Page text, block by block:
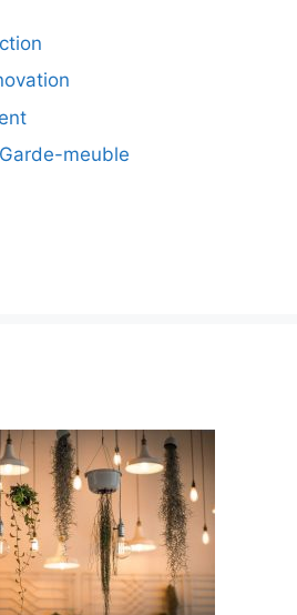
meuble